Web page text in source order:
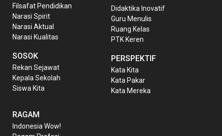
Filsafat Pendidikan
Narasi Spirit
Narasi Aktual
Narasi Kualitas
SOSOK
Rekan Sejawat
Kepala Sekolah
Siswa Kita
Didaktika Inovatif
Guru Menulis
Ruang Kelas
PTK Keren
PERSPEKTIF
Kata Kita
Kata Pakar
Kata Mereka
RAGAM
Indonesia Wow!